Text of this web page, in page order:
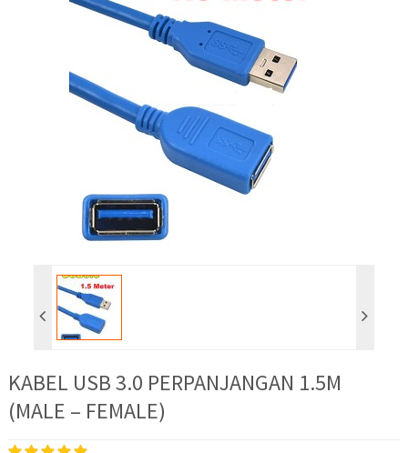
KABEL USB 3.0 PERPANJANGAN 1.5M
(MALE – FEMALE)